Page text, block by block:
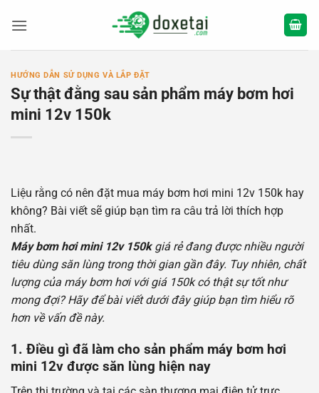
qua
HƯỚNG DẪN SỬ DỤNG VÀ LẮP ĐẶT
Sự thật đằng sau sản phẩm máy bơm hơi
mini 12v 150k
Liệu rằng có nên đặt mua máy bơm hơi mini 12v 150k hay
không? Bài viết sẽ giúp bạn tìm ra câu trả lời thích hợp
nhất.
Máy bơm hơi mini 12v 150kgiá rẻ đang được nhiều người
tiêu dùng săn lùng trong thời gian gần đây. Tuy nhiên, chất
lượng của máy bơm hơi với giá 150k có thật sự tốt như
mong đợi? Hãy để bài viết dưới đây giúp bạn tìm hiểu rõ
hơn về vấn đề này.
1. Điều gì đã làm cho sản phẩm máy bơm hơi
mini 12v được săn lùng hiện nay